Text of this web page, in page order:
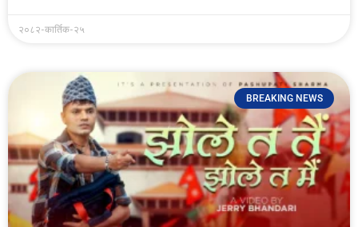
२०८२-कार्तिक-२५
BREAKING NEWS